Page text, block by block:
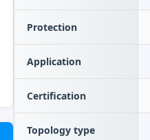
Protection
Application
Certification
Topology type